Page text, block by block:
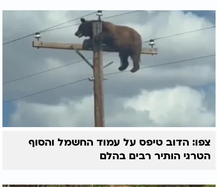
צפו: הדוב טיפס על עמוד החשמל והסוף
הטרגי הותיר רבים בהלם